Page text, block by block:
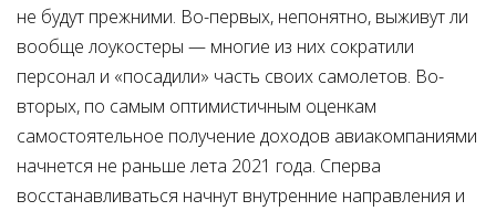
не будут прежними. Во-первых, непонятно, выживут ли
вообще лоукостеры — многие из них сократили
персонал и «посадили» часть своих самолетов. Во-
вторых, по самым оптимистичным оценкам
самостоятельное получение доходов авиакомпаниями
начнется не раньше лета 2021 года. Сперва
восстанавливаться начнут внутренние направления и